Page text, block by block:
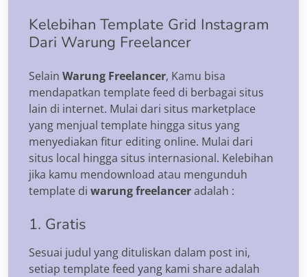
Kelebihan Template Grid Instagram
Dari Warung Freelancer
Selain Warung Freelancer, Kamu bisa
mendapatkan template feed di berbagai situs
lain di internet. Mulai dari situs marketplace
yang menjual template hingga situs yang
menyediakan fitur editing online. Mulai dari
situs local hingga situs internasional. Kelebihan
jika kamu mendownload atau mengunduh
template di warung freelanceradalah :
1. Gratis
Sesuai judul yang dituliskan dalam post ini,
setiap template feed yang kami share adalah